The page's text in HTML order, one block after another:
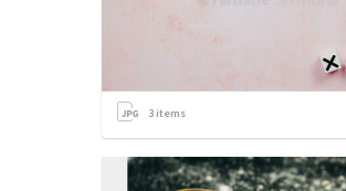
3 items